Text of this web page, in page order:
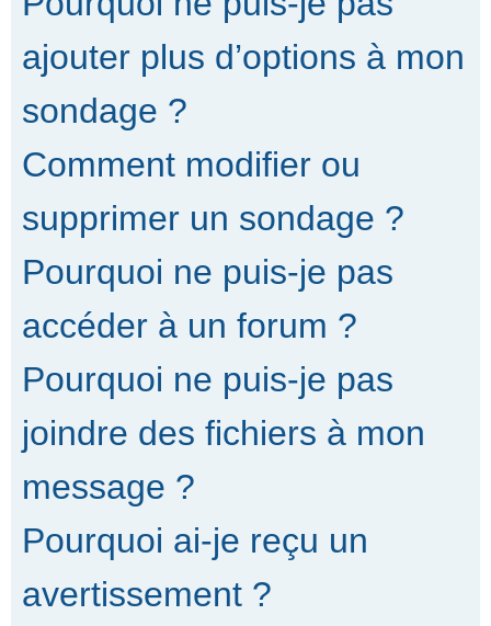
ajouter plus d’options à mon
sondage ?
Comment modifier ou
supprimer un sondage ?
Pourquoi ne puis-je pas
accéder à un forum ?
Pourquoi ne puis-je pas
joindre des fichiers à mon
message ?
Pourquoi ai-je reçu un
avertissement ?